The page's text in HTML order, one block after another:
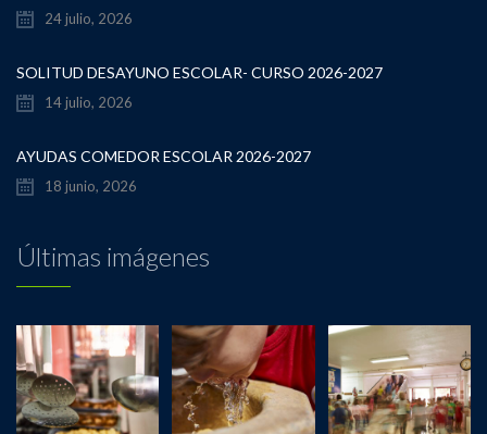
24 julio, 2026
SOLITUD DESAYUNO ESCOLAR- CURSO 2026-2027
14 julio, 2026
AYUDAS COMEDOR ESCOLAR 2026-2027
18 junio, 2026
Últimas imágenes